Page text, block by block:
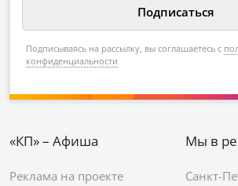
Подписываясь на рассылку, вы соглашаетесь с
конфиденциальности
«КП» – Афиша
Реклама на проекте
Мы в
Санкт-